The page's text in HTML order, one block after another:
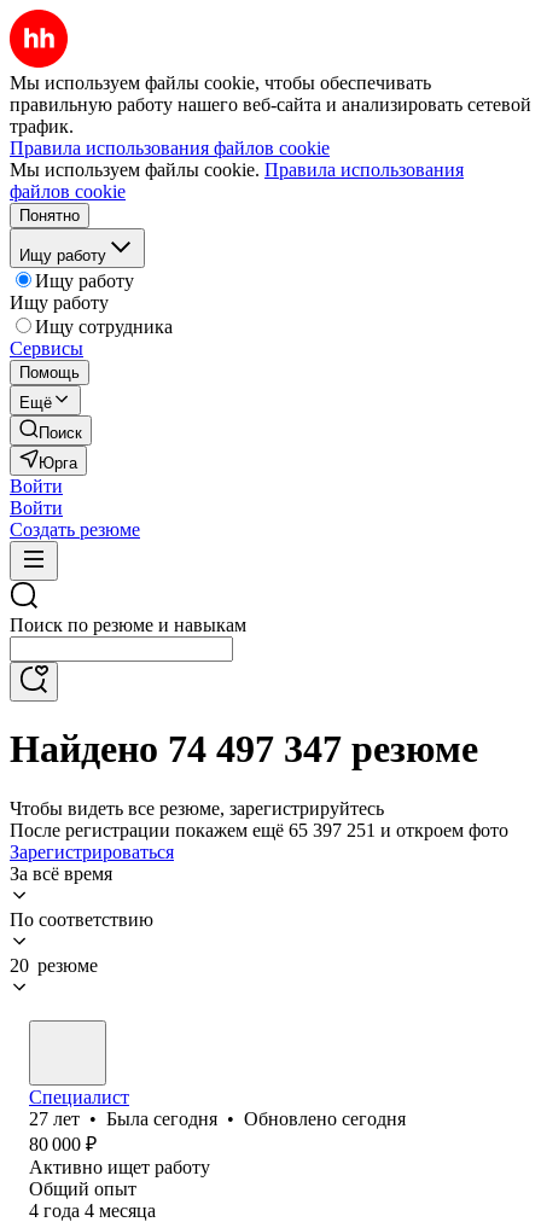
Мы используем файлы cookie, чтобы обеспечивать
правильную работу нашего веб-сайта и анализировать сетевой
трафик.
Правила использования файлов cookie
Мы используем файлы cookie. Правила использования
файлов cookie
Понятно
Ищу работу
Ищу работу
Ищу работу
Ищу сотрудника
Сервисы
Помощь
Ещё
Поиск
Юрга
Войти
Войти
Создать резюме
Поиск по резюме и навыкам
Найдено 74 497 347 резюме
Чтобы видеть все резюме, зарегистрируйтесь
После регистрации покажем ещё 65 397 251 и откроем фото
Зарегистрироваться
За всё время
По соответствию
20 резюме
Специалист
27 лет • Была сегодня • Обновлено сегодня
80 000 ₽
Активно ищет работу
Общий опыт
4 года 4 месяца